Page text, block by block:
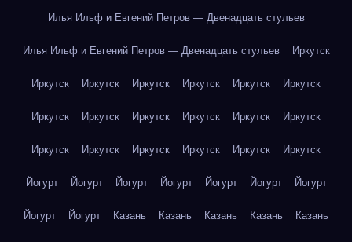
Илья Ильф и Евгений Петров — Двенадцать стульев
Илья Ильф и Евгений Петров — Двенадцать стульев Иркутск
Иркутск Иркутск Иркутск Иркутск Иркутск Иркутск
Иркутск Иркутск Иркутск Иркутск Иркутск Иркутск
Иркутск Иркутск Иркутск Иркутск Иркутск Иркутск
Йогурт Йогурт Йогурт Йогурт Йогурт Йогурт Йогурт
Йогурт Йогурт Казань Казань Казань Казань Казань